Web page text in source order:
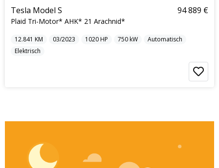
Tesla Model S
Plaid Tri-Motor* AHK* 21 Arachnid*
94 889 €
12.841 KM 03/2023 1020HP 750kW
Automatisch
Elektrisch